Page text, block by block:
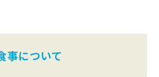
事について